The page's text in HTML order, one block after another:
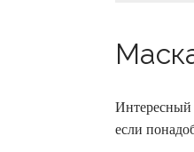
Интересный
если